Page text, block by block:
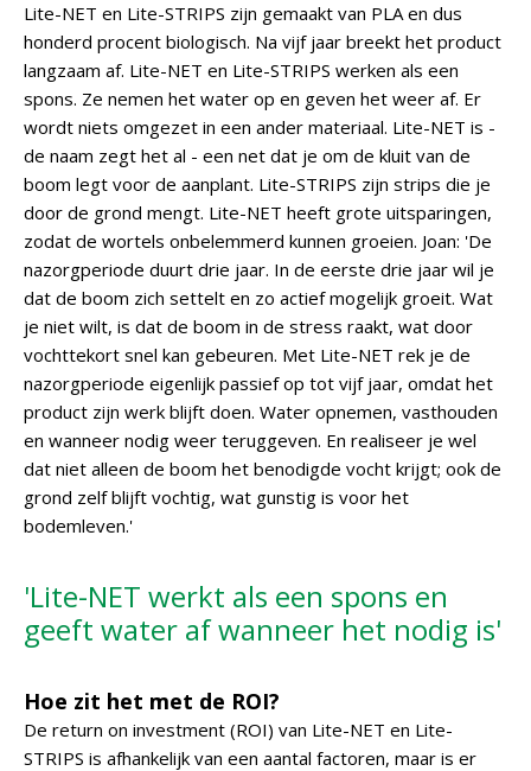
Lite-NET en Lite-STRIPS zijn gemaakt van PLA en dus
honderd procent biologisch. Na vijf jaar breekt het product
langzaam af. Lite-NET en Lite-STRIPS werken als een
spons. Ze nemen het water op en geven het weer af. Er
wordt niets omgezet in een ander materiaal. Lite-NET is -
de naam zegt het al - een net dat je om de kluit van de
boom legt voor de aanplant. Lite-STRIPS zijn strips die je
door de grond mengt. Lite-NET heeft grote uitsparingen,
zodat de wortels onbelemmerd kunnen groeien. Joan: 'De
nazorgperiode duurt drie jaar. In de eerste drie jaar wil je
dat de boom zich settelt en zo actief mogelijk groeit. Wat
je niet wilt, is dat de boom in de stress raakt, wat door
vochttekort snel kan gebeuren. Met Lite-NET rek je de
nazorgperiode eigenlijk passief op tot vijf jaar, omdat het
product zijn werk blijft doen. Water opnemen, vasthouden
en wanneer nodig weer teruggeven. En realiseer je wel
dat niet alleen de boom het benodigde vocht krijgt; ook de
grond zelf blijft vochtig, wat gunstig is voor het
bodemleven.'
'Lite-NET werkt als een spons en
geeft water af wanneer het nodig is'
Hoe zit het met de ROI?
De return on investment (ROI) van Lite-NET en Lite-
STRIPS is afhankelijk van een aantal factoren, maar is er